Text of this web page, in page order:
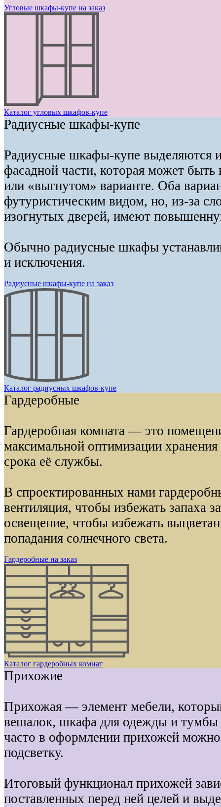
Угловые шкафы-купе на заказ
Каталог угловых шкафов-купе
Радиусные шкафы-купе
Радиусные шкафы-купе выделяются
фасадной части, которая может
или «выгнутом» варианте. Оба
футуристическим видом, но, из-за
изогнутых дверей, имеют
Обычно радиусные шкафы
и исключения.
Радиусные шкафы-купе на заказ
Каталог радиусных шкафов-купе
Гардеробные
Гардеробная комната — это
максимальной оптимизации
срока её службы.
В спроектированных нами
вентиляция, чтобы избежать запаха
освещение, чтобы избежать
попадания солнечного света.
Гардеробные на заказ
Каталог гардеробных комнат
Прихожие
Прихожая — элемент мебели,
вешалок, шкафа для одежды и тумбы
часто в оформлении прихожей можно
подсветку.
Итоговый функционал прихожей
поставленных перед ней целей и